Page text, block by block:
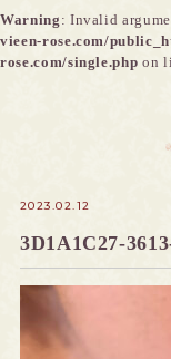
Warning : Invalid
vieen-rose.com/
rose.com/single.php on
2023.02.12
3D1A1C27-